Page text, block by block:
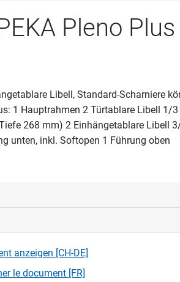
Pleno
Libell, Standard-Scharniere
1 Hauptrahmen 2 Türtablare Libell 1/
268 mm) 2 Einhängetablare Libell
unten, inkl. Softopen 1 Führung oben
anzeigen und herunterladen zu
anzeigen [CH-DE]
le document [FR]